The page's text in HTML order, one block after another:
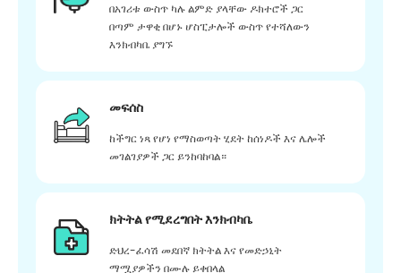
በአገሪቱ ውስጥ ካሉ ልምድ ያላቸው ዶክተሮች ጋር
በጣም ታዋቂ በሆኑ ሆስፒታሎች ውስጥ የተሻለውን
እንክብካቤ ያግኙ
መፍሰስ
ከችግር ነጻ የሆነ የማስወጣት ሂደት ከሰነዶች እና ሌሎች
መገልገያዎች ጋር ይንከባከባል።
ክትትል የሚደረግበት እንክብካቤ
ድህረ-ፈሳሽ መደበኛ ክትትል እና የመድኃኒት
ማሟያዎችን በሙሉ ይቀበላል